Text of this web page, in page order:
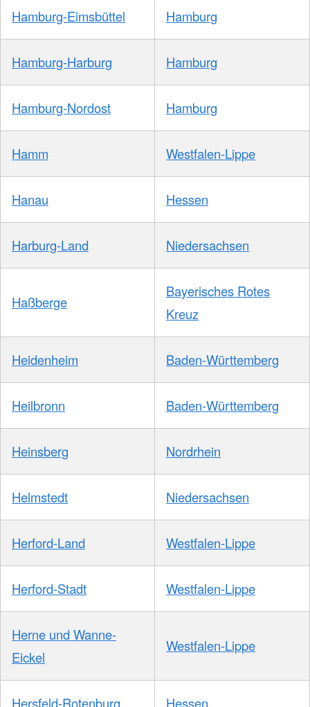
Hamburg-Eimsbüttel Hamburg
Hamburg-Harburg Hamburg
Hamburg-Nordost Hamburg
Hamm Westfalen-Lippe
Hanau Hessen
Harburg-Land Niedersachsen
Haßberge
Bayerisches Rotes
Kreuz
Heidenheim Baden-Württemberg
Heilbronn Baden-Württemberg
Heinsberg Nordrhein
Helmstedt Niedersachsen
Herford-Land Westfalen-Lippe
Herford-Stadt Westfalen-Lippe
Herne und Wanne-
Eickel
Westfalen-Lippe
Hersfeld-Rotenburg Hessen